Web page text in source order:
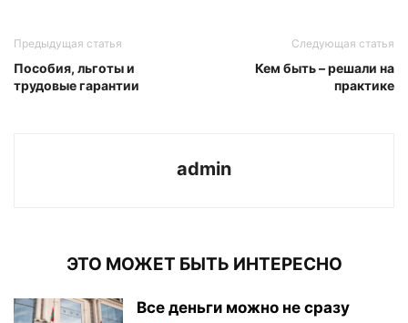
Предыдущая статья
Пособия, льготы и
трудовые гарантии
Следующая статья
Кем быть – решали на
практике
admin
ЭТО МОЖЕТ БЫТЬ ИНТЕРЕСНО
Все деньги можно не сразу